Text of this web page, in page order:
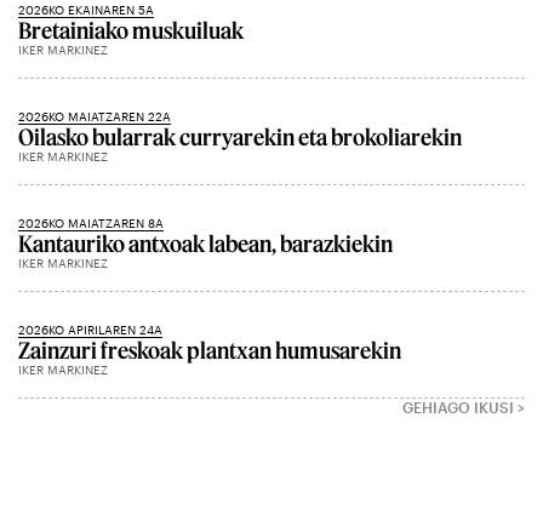
2026KO EKAINAREN 5A
Bretainiako muskuiluak
IKER MARKINEZ
2026KO MAIATZAREN 22A
Oilasko bularrak curryarekin eta brokoliarekin
IKER MARKINEZ
2026KO MAIATZAREN 8A
Kantauriko antxoak labean, barazkiekin
IKER MARKINEZ
2026KO APIRILAREN 24A
Zainzuri freskoak plantxan humusarekin
IKER MARKINEZ
GEHIAGO IKUSI >